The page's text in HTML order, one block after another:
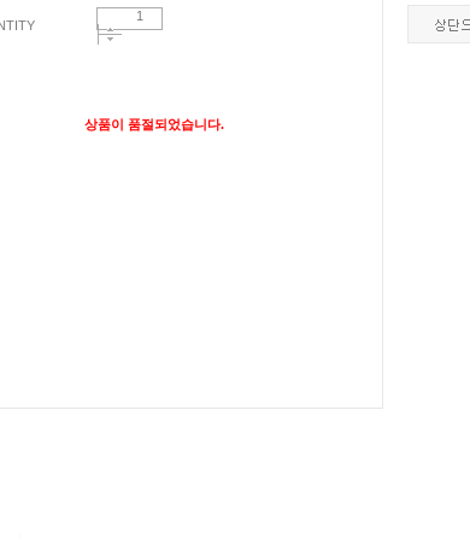
상품이 품절되었습니다.